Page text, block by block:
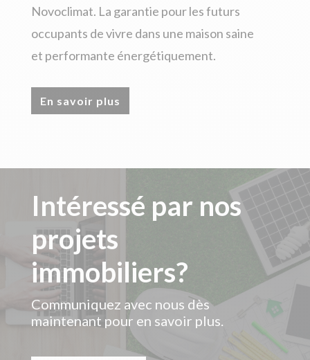
Novoclimat. La garantie pour les futurs
occupants de vivre dans une maison saine
et performante énergétiquement.
En savoir plus
Intéressé par nos
projets
immobiliers?
Communiquez avec nous dès
maintenant pour en savoir plus.